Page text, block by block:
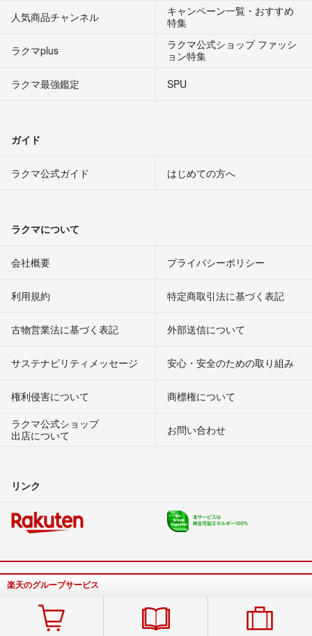
人気商品チャンネル
キャンペーン一覧・おすすめ
特集
ラクマplus
ラクマ公式ショップ ファッシ
ョン特集
ラクマ最強鑑定
SPU
ガイド
ラクマ公式ガイド はじめての方へ
ラクマについて
会社概要 プライバシーポリシー
利用規約 特定商取引法に基づく表記
古物営業法に基づく表記 外部送信について
サステナビリティメッセージ 安心・安全のための取り組み
権利侵害について
商標権について
ラクマ公式ショップ
出店について
お問い合わせ
リンク
楽天のグループサービス